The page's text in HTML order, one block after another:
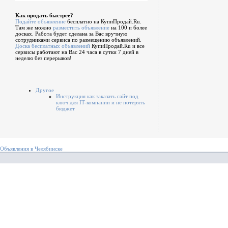
Как продать быстрее?
Подайте объявление бесплатно на КупиПродай.Ru.
Там же можно разместить объявление на 100 и более
досках. Работа будет сделана за Вас вручную
сотрудниками сервиса по размещению объявлений.
Доска бесплатных объявлений КупиПродай.Ru и все
сервисы работают на Вас 24 часа в сутки 7 дней в
неделю без перерывов!
Другое
Инструкция как заказать сайт под
ключ для IT-компании и не потерять
бюджет
Объявления в Челябинске